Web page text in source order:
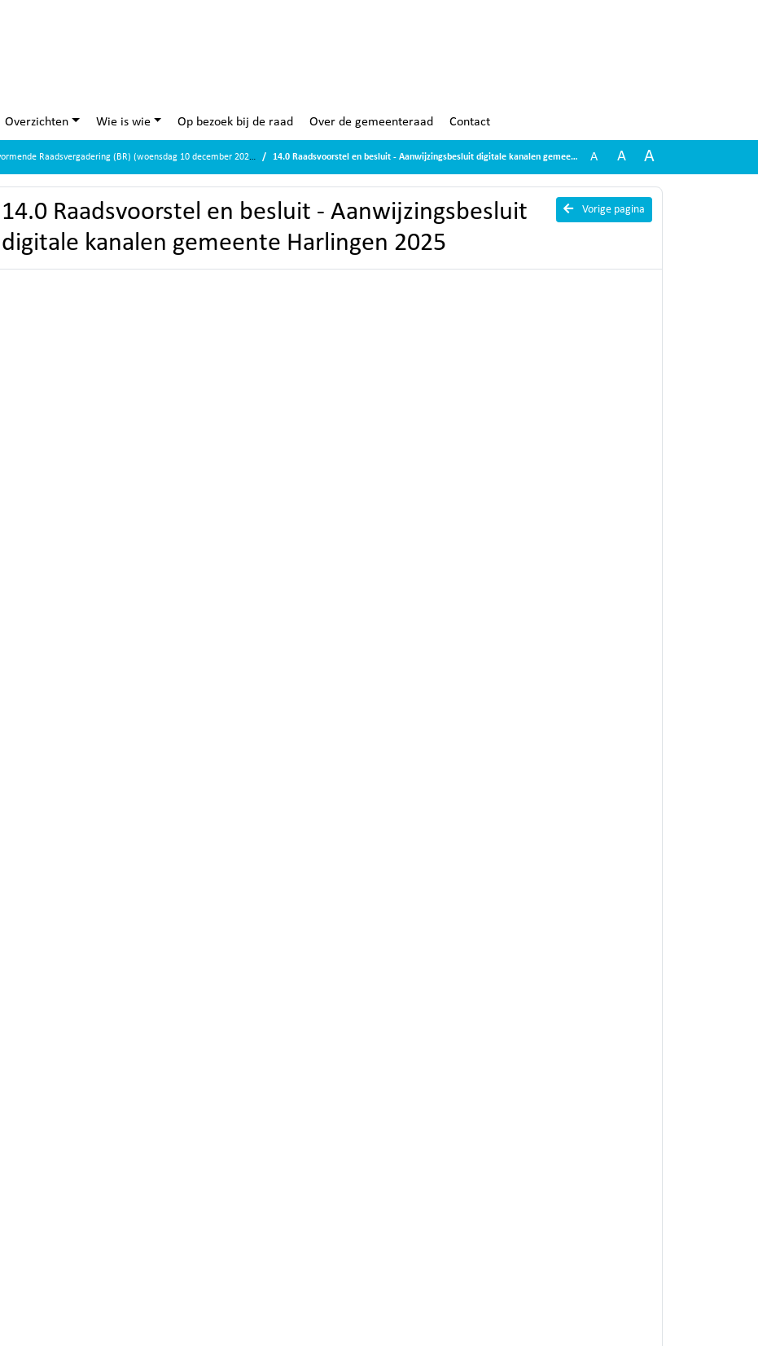
Overzichten Wie is wie Op bezoek bij de raad Over de gemeenteraad Contact
Raadsvergadering (BR) (woensdag 10 december 2025) 14.0 Raadsvoorstel en besluit - Aanwijzingsbesluit digitale kanalen gemeente Harlingen 2025 A A A
Vorige pagina
14.0 Raadsvoorstel en besluit - Aanwijzingsbesluit
digitale kanalen gemeente Harlingen 2025